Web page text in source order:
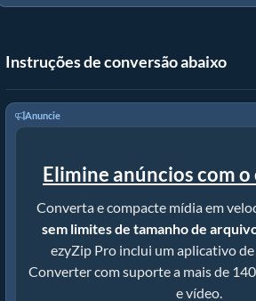
Instruções de conversão abaixo
Anuncie
Elimine anúncios com
Converta e compacte mídia em
sem limites de tamanho de
ezyZip Pro inclui um aplicativo
Converter com suporte a mais de
e vídeo.